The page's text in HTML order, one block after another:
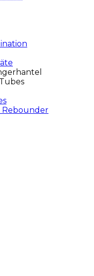
Rebounder